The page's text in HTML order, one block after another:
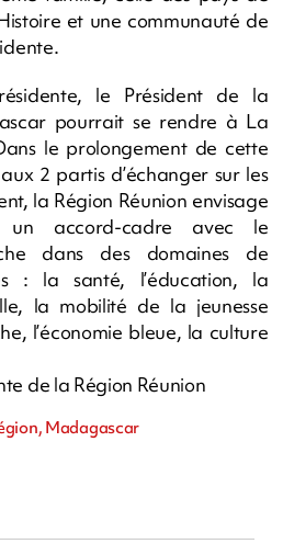
et une communauté de
le Président de la
pourrait se rendre à La
le prolongement de cette
2 partis d’échanger sur les
la Région Réunion envisage
accord-cadre avec le
dans des domaines de
: la santé, l’éducation, la
la mobilité de la jeunesse
l’économie bleue, la culture
de la Région Réunion
Madagascar